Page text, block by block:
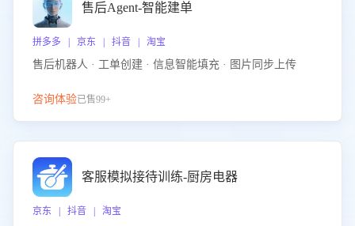
售后Agent-智能建单
拼多多 | 京东 | 抖音 | 淘宝
售后机器人 · 工单创建 · 信息智能填充 · 图片同步上传
咨询体验已售99+
客服模拟接待训练-厨房电器
京东 | 抖音 | 淘宝